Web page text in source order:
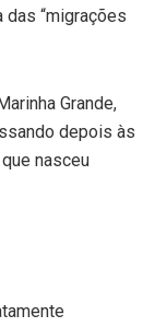
“migrações
Grande,
depois às
nasceu